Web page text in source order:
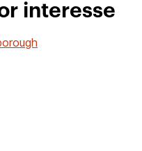
interesse